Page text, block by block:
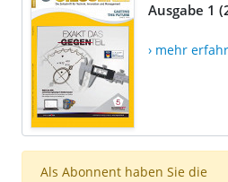
Ausgabe 1
› mehr
Als Abonnent haben Sie die